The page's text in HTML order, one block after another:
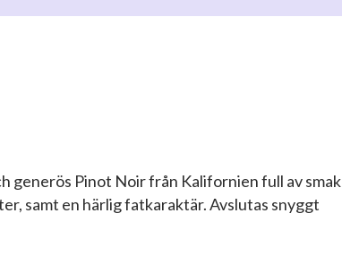
generös Pinot Noir från Kalifornien full av smak
samt en härlig fatkaraktär. Avslutas snyggt